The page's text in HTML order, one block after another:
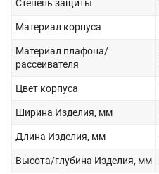
Степень защиты
Материал корпуса
Материал плафона/
рассеивателя
Цвет корпуса
Ширина Изделия, мм
Длина Изделия, мм
Высота/глубина Изделия, мм